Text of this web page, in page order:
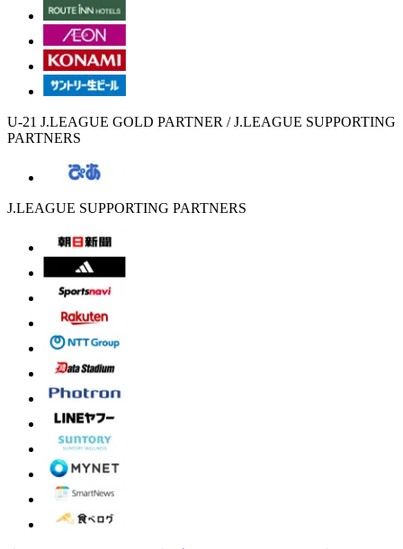
U-21 J.LEAGUE GOLD PARTNER / J.LEAGUE SUPPORTING
PARTNERS
J.LEAGUE SUPPORTING PARTNERS